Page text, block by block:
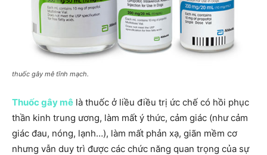
thuốc gây mê tĩnh mạch.
Thuốc gây mê là thuốc ở liều điều trị ức chế có hồi phục
thần kinh trung ương, làm mất ý thức, cảm giác (như cảm
giác đau, nóng, lạnh…), làm mất phản xạ, giãn mềm cơ
nhưng vẫn duy trì được các chức năng quan trọng của sự